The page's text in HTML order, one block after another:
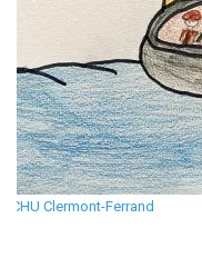
CHU Clermont-Ferrand